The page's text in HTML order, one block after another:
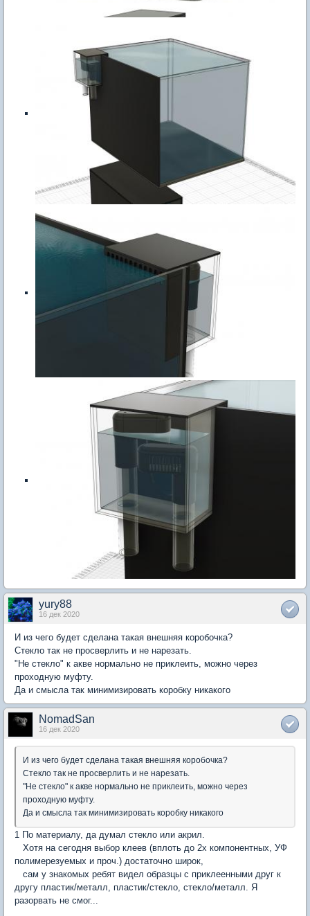
yury88
16 дек 2020
И из чего будет сделана такая внешняя коробочка?
Стекло так не просверлить и не нарезать.
"Не стекло" к акве нормально не приклеить, можно через
проходную муфту.
Да и смысла так минимизировать коробку никакого
NomadSan
16 дек 2020
И из чего будет сделана такая внешняя коробочка?
Стекло так не просверлить и не нарезать.
"Не стекло" к акве нормально не приклеить, можно через
проходную муфту.
Да и смысла так минимизировать коробку никакого
1 По материалу, да думал стекло или акрил.
Хотя на сегодня выбор клеев (вплоть до 2х компонентных, УФ
полимерезуемых и проч.) достаточно широк,
сам у знакомых ребят видел образцы с приклеенными друг к
другу пластик/металл, пластик/стекло, стекло/металл. Я
разорвать не смог...